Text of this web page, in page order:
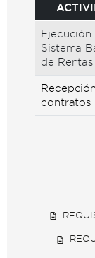
Ejecución
Sistema
de Rentas
contratos